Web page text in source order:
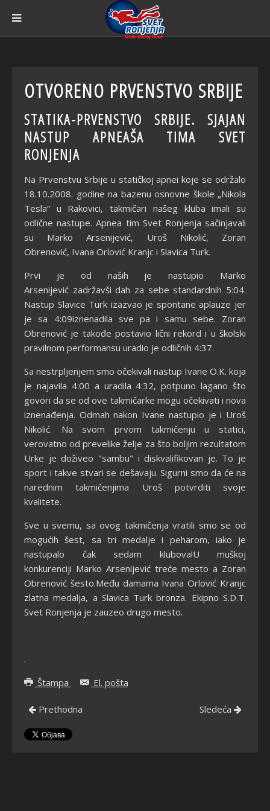
OTVORENO PRVENSTVO SRBIJE
STATIKA-PRVENSTVO SRBIJE. SJAJAN
NASTUP APNEAŠA TIMA SVET
RONJENJA
Na Prvenstvu Srbije u statičkoj apnei koje se održalo
18.10.2008. godine na bazenu osnovne škole „Nikola
Tesla“ u Rakovici, takmičari našeg kluba imali su
odlične nastupe. Apnea tim Svet Ronjenja sačinjavali
su Marko Arsenijević, Uroš Nikolić, Zoran
Obrenović, Ivana Orlović Kranjc i Slavica Turk.
Prvi je od naših je nastupio Marko
Arsenijević zadržavši dah za sebe standardnih 5:04.
Nastup Slavice Turk izazvao je spontane aplauze jer
je sa 4:09iznenadila sve pa i samu sebe. Zoran
Obrenović je takođe postavio lični rekord i u školski
pravilnom performansu uradio je odličnih 4:37.
Sa nestrpljenjem smo očekivali nastup Ivane O.K. koja
je najavila 4:00 a uradila 4:32, potpuno lagano što
govori da se od ove takmičarke mogu očekivati i nova
iznenađenja. Odmah nakon Ivane nastupio je i Uroš
Nikolić. Na svom prvom takmičenju u statici,
verovatno od prevelike želje za što boljim rezultatom
Urke je doživeo "sambu" i diskvalifikovan je. To je
sport i takve stvari se dešavaju. Sigurni smo da će na
narednim takmičenjima Uroš potvrditi svoje
kvalitete.
Sve u svemu, sa ovog takmičenja vratili smo se od
mogućih šest, sa tri medalje i peharom, iako je
nastupalo čak sedam klubova!U muškoj
konkurenciji Marko Arsenijević treće mesto a Zoran
Obrenović šesto.Među damama Ivana Orlović Kranjc
zlatna medalja, a Slavica Turk bronza. Ekipno S.D.T.
Svet Ronjenja je zauzeo drugo mesto.
.
Štampa
El. pošta
Prethodna Sledeća